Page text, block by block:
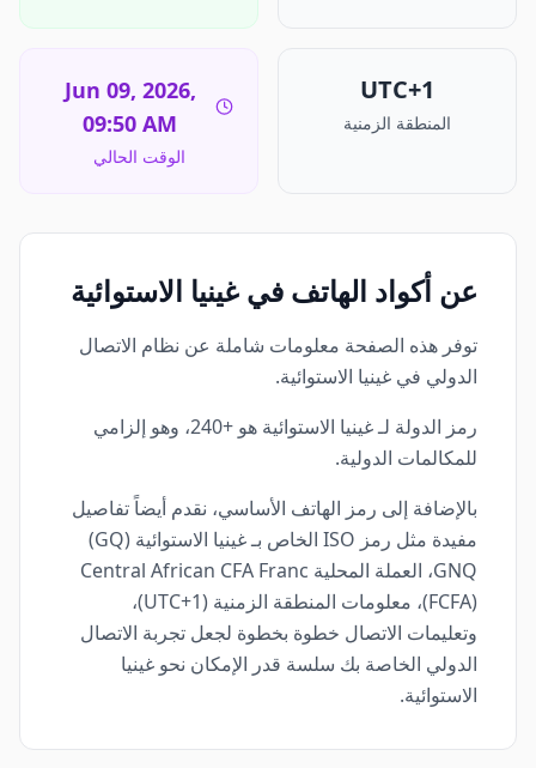
UTC+1
المنطقة الزمنية
Jun 09, 2026,
09:50 AM
الوقت الحالي
عن أكواد الهاتف في غينيا الاستوائية
توفر هذه الصفحة معلومات شاملة عن نظام الاتصال
الدولي في غينيا الاستوائية.
رمز الدولة لـ غينيا الاستوائية هو +240، وهو إلزامي
للمكالمات الدولية.
بالإضافة إلى رمز الهاتف الأساسي، نقدم أيضاً تفاصيل
مفيدة مثل رمز ISO الخاص بـ غينيا الاستوائية (GQ)
GNQ، العملة المحلية Central African CFA Franc
(FCFA)، معلومات المنطقة الزمنية (UTC+1)،
وتعليمات الاتصال خطوة بخطوة لجعل تجربة الاتصال
الدولي الخاصة بك سلسة قدر الإمكان نحو غينيا
الاستوائية.